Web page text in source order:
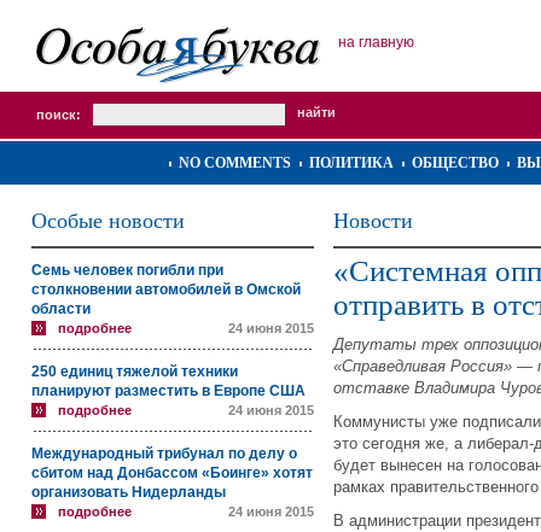
на главную
поиск:
NO COMMENTS ПОЛИТИКА ОБЩЕСТВО
Особые новости
Семь человек погибли при
столкновении автомобилей в Омской
области
подробнее 24 июня 2015
250 единиц тяжелой техники
планируют разместить в Европе США
подробнее 24 июня 2015
Международный трибунал по делу о
сбитом над Донбассом «Боинге» хотят
организовать Нидерланды
подробнее 24 июня 2015
Новости
«Системная
отправить в
Депутаты трех
«Справедливая Россия» —
отставке Владимира
Коммунисты уже
это сегодня же, а
будет вынесен на
рамках
В администрации